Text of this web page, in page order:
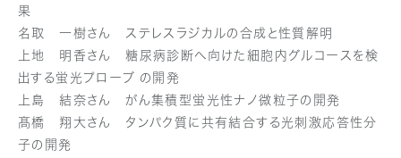
果
名取 一樹さん ステレスラジカルの合成と性質解明
上地 明香さん 糖尿病診断へ向けた細胞内グルコースを検
出する蛍光プローブ の開発
上島 結奈さん がん集積型蛍光性ナノ微粒子の開発
髙橋 翔大さん タンパク質に共有結合する光刺激応答性分
子の開発